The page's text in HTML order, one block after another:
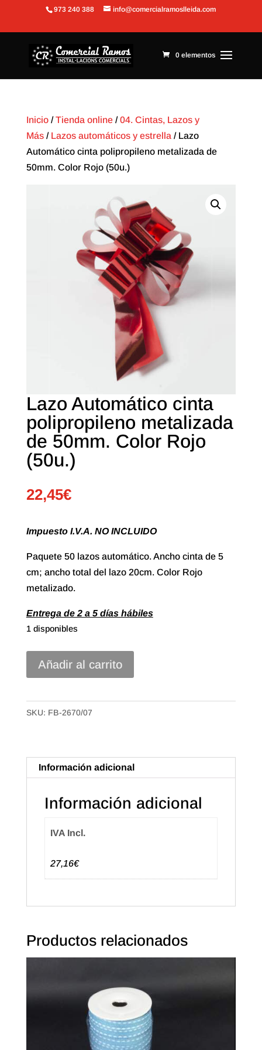
Abrir barra de herramientas
973 240 388 info@comercialramoslleida.com
0 elementos
Inicio/Tienda online/04. Cintas, Lazos y
Más/ Lazos automáticos y estrella / Lazo
Automático cinta polipropileno metalizada de
50mm. Color Rojo (50u.)
Lazo Automático cinta
polipropileno metalizada
de 50mm. Color Rojo
(50u.)
22,45€
Impuesto I.V.A. NO INCLUIDO
Paquete 50 lazos automático. Ancho cinta de 5
cm; ancho total del lazo 20cm. Color Rojo
metalizado.
Entrega de 2 a 5 días hábiles
1 disponibles
Lazo
Color
(50u.)
Añadir al carrito
SKU: FB-2670/07
Información adicional
Información adicional
IVA Incl.
27,16€
Productos relacionados